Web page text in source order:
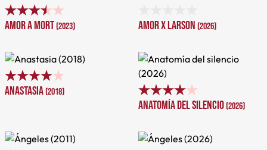
Amor a mort(2023) Amor x Larson (2026)
Anastasia(2018)
Anatomía del silencio(2026)